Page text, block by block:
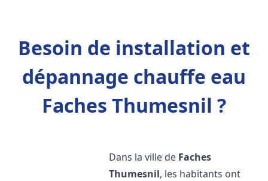
Besoin de installation et
dépannage chauffe eau
Faches Thumesnil ?
Dans la ville de Faches
Thumesnil, les habitants ont